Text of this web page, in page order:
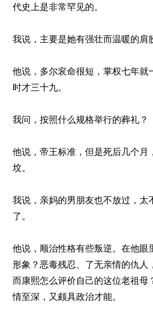
代史上是非常罕见的。
我说，主要是她有强壮而温暖的肩
他说，多尔衮命很短，掌权七年就
时才三十九。
我问，按照什么规格举行的葬礼？
他说，帝王标准，但是死后几个月
坟。
我说，亲妈的男朋友也不放过，太
了。
他说，顺治性格有些叛逆。在他眼
形象？恶毒残忍、了无亲情的仇人
而康熙怎么评价自己的这位老祖母
情至深，又颇具政治才能。